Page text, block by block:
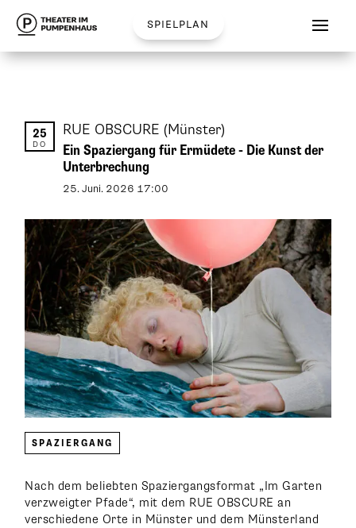
spielplan
25
DO
RUE OBSCURE(Münster)
Ein Spaziergang für Ermüdete - Die Kunst der
Unterbrechung
25.Juni. 2026 17:00
SPAZIERGANG
Nach dem beliebten Spaziergangsformat „Im Garten
verzweigter Pfade“, mit dem RUE OBSCURE an
verschiedene Orte in Münster und dem Münsterland